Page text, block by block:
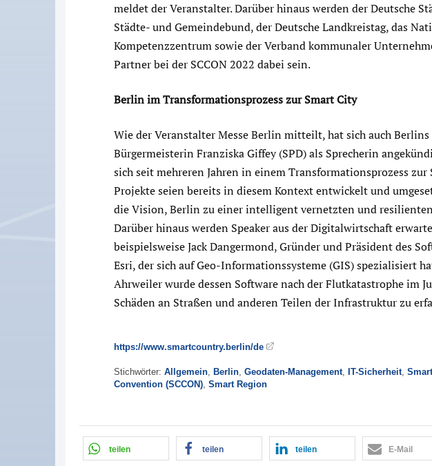
meldet der Veranstalter. Darüber hinaus werden der Deutsche
Städte- und Gemeindebund, der Deutsche Landkreistag, das
Kompetenzzentrum sowie der Verband kommunaler
Partner bei der SCCON 2022 dabei sein.
Berlin im Transformationsprozess zur Smart City
Wie der Veranstalter Messe Berlin mitteilt, hat sich auch Berlins
Bürgermeisterin Franziska Giffey (SPD) als Sprecherin
sich seit mehreren Jahren in einem Transformationsprozess zur
Projekte seien bereits in diesem Kontext entwickelt und
die Vision, Berlin zu einer intelligent vernetzten und
Darüber hinaus werden Speaker aus der Digitalwirtschaft
beispielsweise Jack Dangermond, Gründer und Präsident des
Esri, der sich auf Geo-Informationssysteme (GIS) spezialisiert
Ahrweiler wurde dessen Software nach der Flutkatastrophe im
Schäden an Straßen und anderen Teilen der Infrastruktur zu
https://www.smartcountry.berlin/de
Stichwörter: Allgemein, Berlin, Geodaten-Management, IT-Sicherheit,
Convention (SCCON), Smart Region
teilen teilen teilen E-Mail